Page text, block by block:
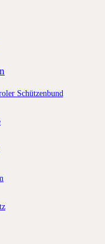
Schützenbund